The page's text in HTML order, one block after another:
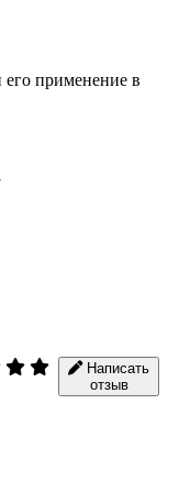
применение в
Написать
отзыв